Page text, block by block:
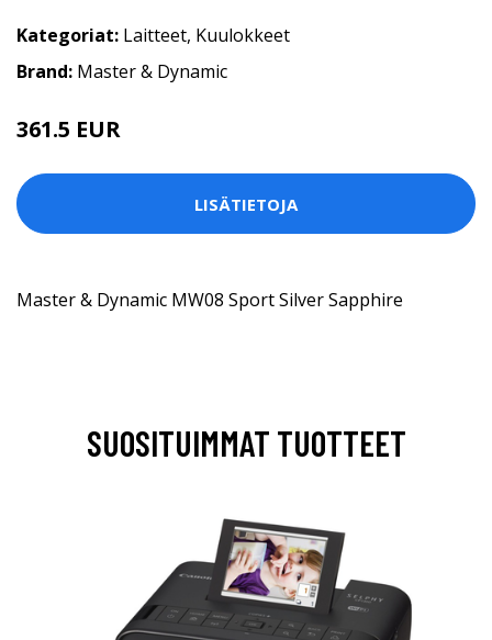
Kategoriat: Laitteet, Kuulokkeet
Brand: Master & Dynamic
361.5 EUR
LISÄTIETOJA
Master & Dynamic MW08 Sport Silver Sapphire
SUOSITUIMMAT TUOTTEET